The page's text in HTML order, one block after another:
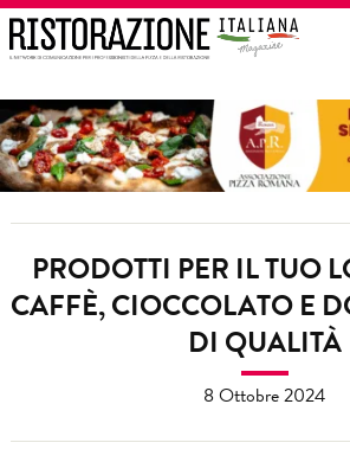
PRODOTTI PER IL TUO
CAFFÈ, CIOCCOLATO E
DI QUALITÀ
8 Ottobre 2024